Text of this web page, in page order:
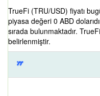
TrueFi (TRU/USD) fiyatı
piyasa değeri 0 ABD
sırada bulunmaktadır.
belirlenmiştir.